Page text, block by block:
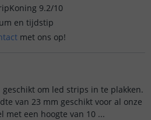
9.2/10
en tijdstip
met ons op!
om led strips in te plakken.
van 23 mm geschikt voor al onze
met een hoogte van 10 ...